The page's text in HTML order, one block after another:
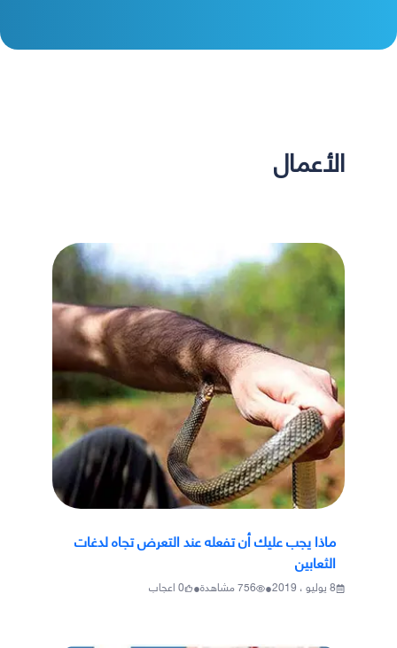
الأعمال
ماذا يجب عليك أن تفعله عند التعرض تجاه لدغات
الثعابين
8 يوليو ، 2019 •
756مشاهدة•
0اعجاب